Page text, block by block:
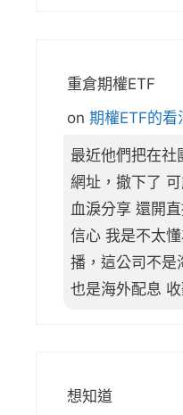
重倉期權ETF
on 期權ETF的看
最近他們把在社
網址，撤下了
血淚分享 還開
信心 我是不太
播，這公司不是
也是海外配息
想知道